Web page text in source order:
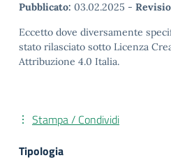
Pubblicato: 03.02.2025 -
Eccetto dove diversamente
stato rilasciato sotto Licenza
Attribuzione 4.0 Italia.
Stampa / Condividi
Tipologia